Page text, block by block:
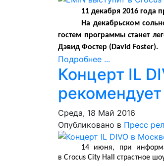
11 декабря 2016 года
На декабрьском
гостем программы станет
Дэвид Фостер (David Foster).
Подробнее ...
Концерт IL
рекомендует
Среда, 18 Май 2016
Опубликовано в Пресс
14 июня, при
в Crocus City Hall страстное